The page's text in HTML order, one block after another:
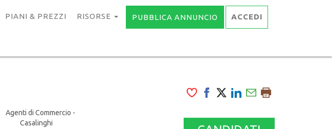
PIANI & PREZZI RISORSE PUBBLICA ANNUNCIO ACCEDI